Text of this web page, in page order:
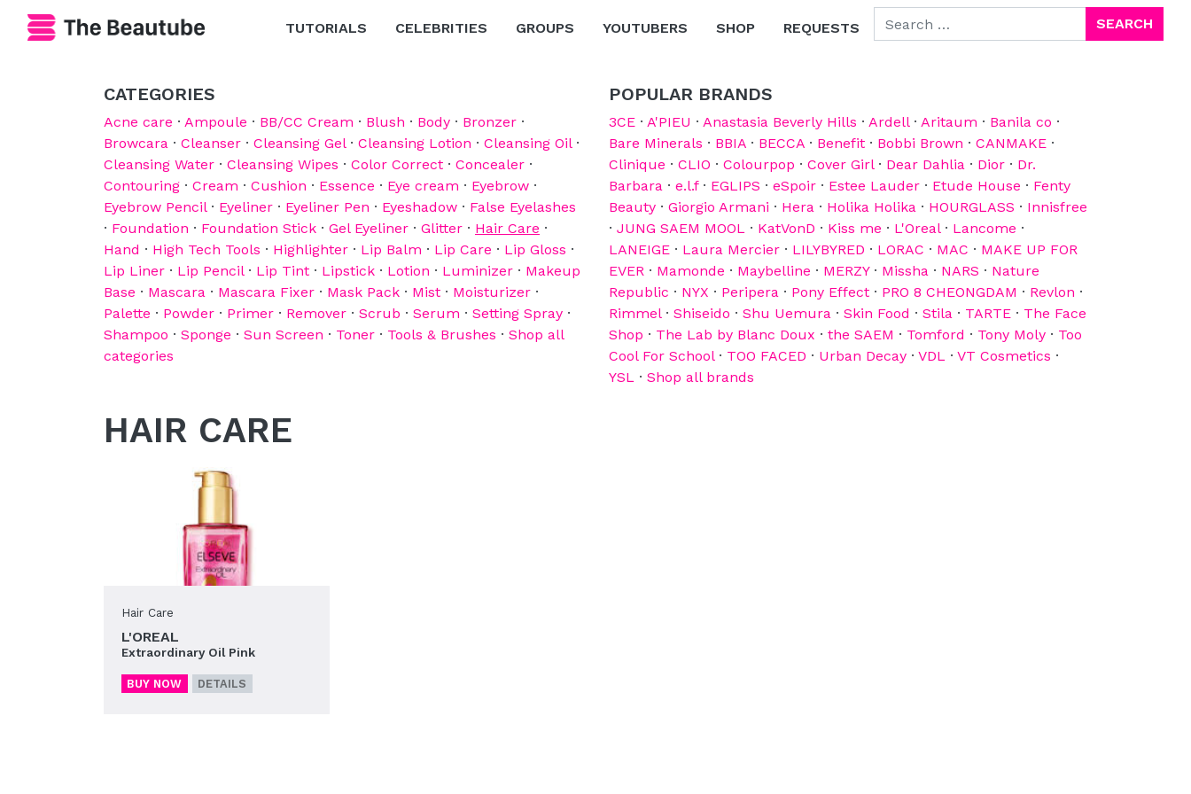
TUTORIALS
CELEBRITIES GROUPS YOUTUBERS SHOP REQUESTS
SEARCH FOR:
CATEGORIES
Acne care · Ampoule · BB/CC Cream · Blush · Body · Bronzer ·
Browcara · Cleanser · Cleansing Gel· Cleansing Lotion · Cleansing Oil·
Cleansing Water · Cleansing Wipes · Color Correct · Concealer ·
Contouring · Cream · Cushion · Essence · Eye cream · Eyebrow ·
Eyebrow Pencil· Eyeliner · Eyeliner Pen · Eyeshadow · False Eyelashes
· Foundation · Foundation Stick · Gel Eyeliner · Glitter · Hair Care ·
Hand · High Tech Tools · Highlighter · Lip Balm · Lip Care · Lip Gloss ·
Lip Liner · Lip Pencil· Lip Tint · Lipstick · Lotion · Luminizer · Makeup
Base · Mascara · Mascara Fixer · Mask Pack · Mist · Moisturizer ·
Palette · Powder · Primer · Remover · Scrub · Serum · Setting Spray ·
Shampoo · Sponge · Sun Screen · Toner · Tools & Brushes · Shop all
categories
POPULAR BRANDS
3CE · A'PIEU · Anastasia Beverly Hills · Ardell· Aritaum · Banila co ·
Bare Minerals · BBIA · BECCA · Benefit · Bobbi Brown · CANMAKE ·
Clinique · CLIO · Colourpop · Cover Girl· Dear Dahlia · Dior · Dr.
Barbara · e.l.f· EGLIPS · eSpoir · Estee Lauder · Etude House · Fenty
Beauty · Giorgio Armani · Hera · Holika Holika · HOURGLASS · Innisfree
· JUNG SAEM MOOL · KatVonD · Kiss me · L'Oreal· Lancome ·
LANEIGE · Laura Mercier · LILYBYRED · LORAC · MAC · MAKE UP FOR
EVER · Mamonde · Maybelline · MERZY· Missha · NARS · Nature
Republic · NYX · Peripera · Pony Effect · PRO 8 CHEONGDAM · Revlon ·
Rimmel· Shiseido · Shu Uemura · Skin Food · Stila · TARTE · The Face
Shop · The Lab by Blanc Doux · the SAEM · Tomford · Tony Moly · Too
Cool For School· TOO FACED · Urban Decay · VDL · VT Cosmetics ·
YSL · Shop all brands
HAIR CARE
Hair Care
L'OREAL
Extraordinary Oil Pink
BUY NOW DETAILS